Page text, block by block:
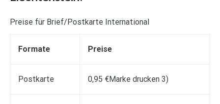
Preise für Brief/Postkarte International
Formate Preise
Postkarte 0,95 €Marke drucken 3)